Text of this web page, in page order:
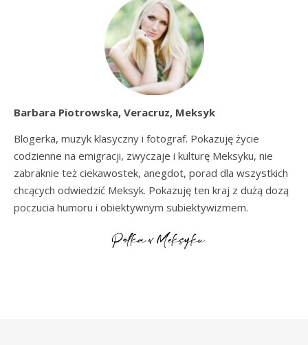
Barbara Piotrowska, Veracruz, Meksyk
Blogerka, muzyk klasyczny i fotograf. Pokazuję życie
codzienne na emigracji, zwyczaje i kulturę Meksyku, nie
zabraknie też ciekawostek, anegdot, porad dla wszystkich
chcących odwiedzić Meksyk. Pokazuję ten kraj z dużą dozą
poczucia humoru i obiektywnym subiektywizmem.